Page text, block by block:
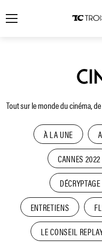
Tout sur le monde du cinéma,
À LA UNE
CANNES 2022
DÉCRYPTAGE
ENTRETIENS
LE CONSEIL